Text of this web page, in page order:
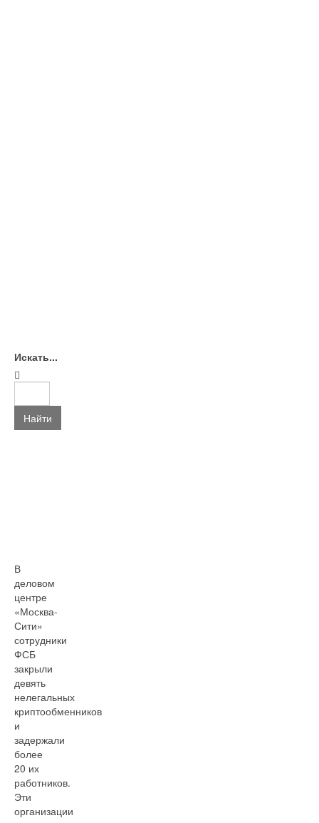
Искать...
Найти
В
деловом
центре
«Москва-
Сити»
сотрудники
ФСБ
закрыли
девять
нелегальных
криптообменников
и
задержали
более
20 их
работников.
Эти
организации